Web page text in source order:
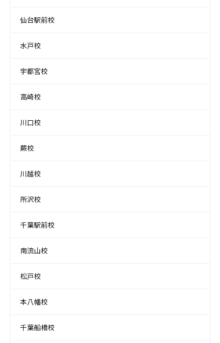
仙台駅前校
水戸校
宇都宮校
高崎校
川口校
蕨校
川越校
所沢校
千葉駅前校
南流山校
松戸校
本八幡校
千葉船橋校